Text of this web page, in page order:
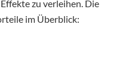
zu verleihen. Die
im Überblick: